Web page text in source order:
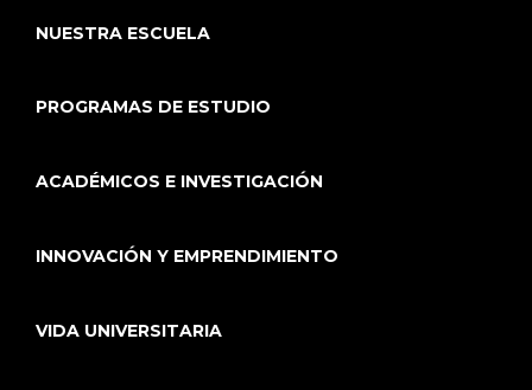
NUESTRA ESCUELA
PROGRAMAS DE ESTUDIO
ACADÉMICOS E INVESTIGACIÓN
INNOVACIÓN Y EMPRENDIMIENTO
VIDA UNIVERSITARIA